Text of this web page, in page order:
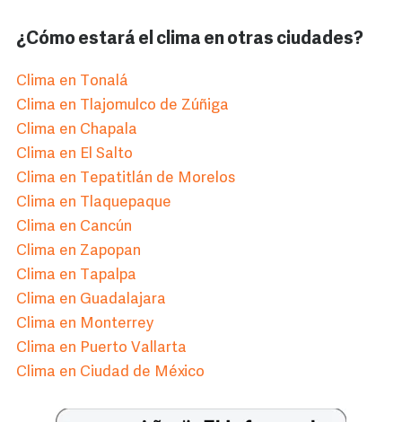
¿Cómo estará el clima en otras ciudades?
Clima en Tonalá
Clima en Tlajomulco de Zúñiga
Clima en Chapala
Clima en El Salto
Clima en Tepatitlán de Morelos
Clima en Tlaquepaque
Clima en Cancún
Clima en Zapopan
Clima en Tapalpa
Clima en Guadalajara
Clima en Monterrey
Clima en Puerto Vallarta
Clima en Ciudad de México